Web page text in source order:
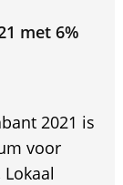
met 6%
2021 is
voor